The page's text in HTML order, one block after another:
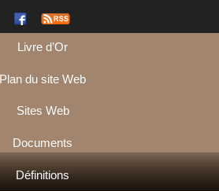
Livre d’Or
Plan du site Web
Sites Web
Documents
Définitions